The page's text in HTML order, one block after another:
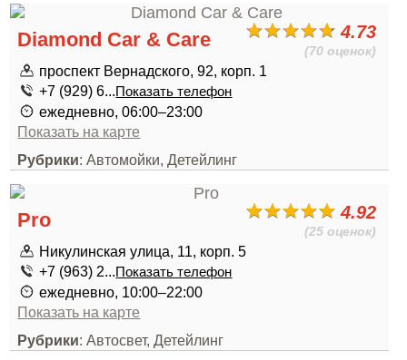
4.73
(70 оценок)
Diamond Car & Care
проспект Вернадского, 92, корп. 1
+7 (929) 6...Показать телефон
ежедневно, 06:00–23:00
Показать на карте
Рубрики: Автомойки, Детейлинг
4.92
(25 оценок)
Pro
Никулинская улица, 11, корп. 5
+7 (963) 2...Показать телефон
ежедневно, 10:00–22:00
Показать на карте
Рубрики: Автосвет, Детейлинг